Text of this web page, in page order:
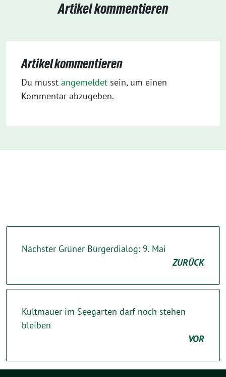
Artikel kommentieren
Artikel kommentieren
Du musst angemeldet sein, um einen
Kommentar abzugeben.
Nächster Grüner Bürgerdialog: 9. Mai
ZURÜCK
Kultmauer im Seegarten darf noch stehen
bleiben
VOR